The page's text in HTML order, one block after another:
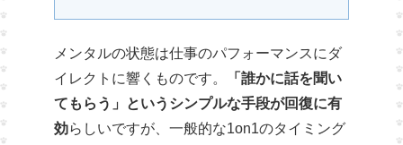
メンタルの状態は仕事のパフォーマンスにダ
イレクトに響くものです。
「誰かに話を聞い
てもらう」というシンプルな手段が回復に有
効らしいですが、一般的な1on1のタイミング